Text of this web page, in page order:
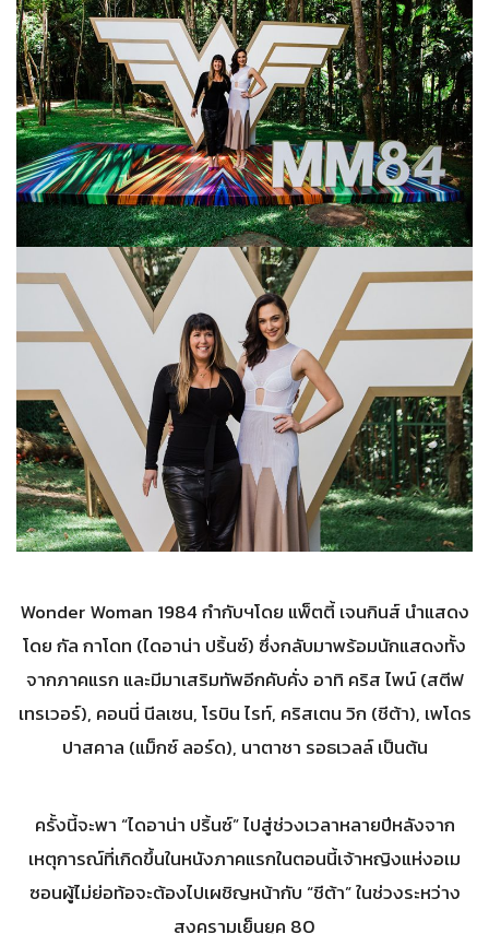
Wonder Woman 1984 กำกับฯโดย แพ็ตตี้ เจนกินส์ นำแสดง
โดย กัล กาโดท (ไดอาน่า ปริ้นซ์) ซึ่งกลับมาพร้อมนักแสดงทั้ง
จากภาคแรก และมีมาเสริมทัพอีกคับคั่ง อาทิ คริส ไพน์ (สตีฟ
เทรเวอร์), คอนนี่ นีลเซน, โรบิน ไรท์, คริสเตน วิก (ชีต้า), เพโดร
ปาสคาล (แม็กซ์ ลอร์ด), นาตาชา รอธเวลล์ เป็นต้น
ครั้งนี้จะพา “ไดอาน่า ปริ้นซ์” ไปสู่ช่วงเวลาหลายปีหลังจาก
เหตุการณ์ที่เกิดขึ้นในหนังภาคแรกในตอนนี้เจ้าหญิงแห่งอเม
ซอนผู้ไม่ย่อท้อจะต้องไปเผชิญหน้ากับ “ชีต้า” ในช่วงระหว่าง
สงครามเย็นยุค 80